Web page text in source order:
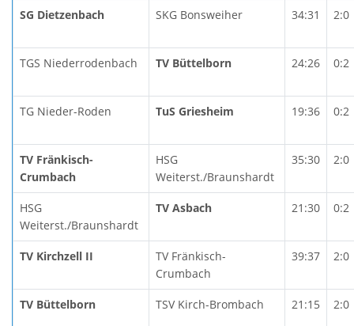
SG Dietzenbach SKG Bonsweiher 34:31 2:0
TGS Niederrodenbach TV Büttelborn 24:26 0:2
TG Nieder-Roden TuS Griesheim 19:36 0:2
TV Fränkisch-
Crumbach
HSG
Weiterst./Braunshardt
35:30 2:0
HSG
Weiterst./Braunshardt
TV Asbach 21:30 0:2
TV Kirchzell II
TV Fränkisch-
Crumbach
39:37 2:0
TV Büttelborn TSV Kirch-Brombach 21:15 2:0